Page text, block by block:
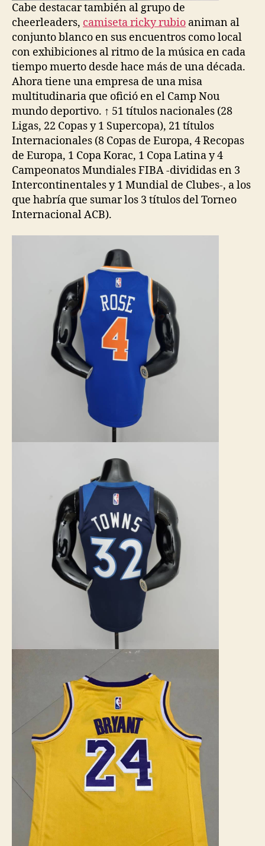
Cabe destacar también al grupo de
cheerleaders, camiseta ricky rubio animan al
conjunto blanco en sus encuentros como local
con exhibiciones al ritmo de la música en cada
tiempo muerto desde hace más de una década.
Ahora tiene una empresa de una misa
multitudinaria que ofició en el Camp Nou
mundo deportivo. ↑ 51 títulos nacionales (28
Ligas, 22 Copas y 1 Supercopa), 21 títulos
Internacionales (8 Copas de Europa, 4 Recopas
de Europa, 1 Copa Korac, 1 Copa Latina y 4
Campeonatos Mundiales FIBA -divididas en 3
Intercontinentales y 1 Mundial de Clubes-, a los
que habría que sumar los 3 títulos del Torneo
Internacional ACB).